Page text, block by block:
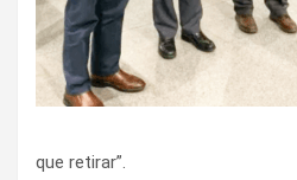
que retirar”.